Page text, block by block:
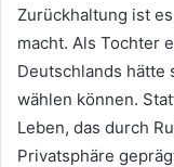
Zurückhaltung ist
macht. Als Tochter
Deutschlands hätte
wählen können.
Leben, das durch
Privatsphäre